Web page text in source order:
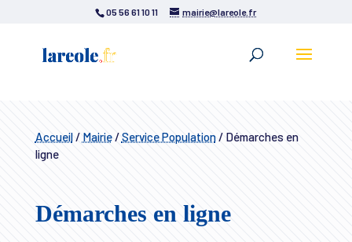
05 56 61 10 11 mairie@lareole.fr
Accueil/ Mairie/Service Population/Démarches en
ligne
Démarches en ligne